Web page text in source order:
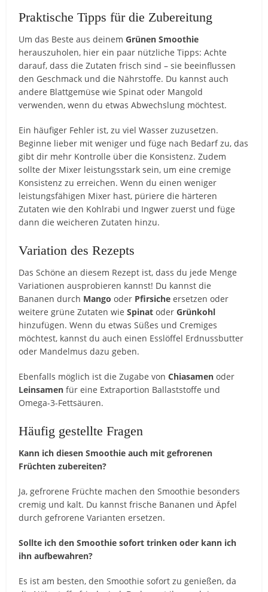
Praktische Tipps für die Zubereitung
Um das Beste aus deinemGrünen Smoothie
herauszuholen, hier ein paar nützliche Tipps: Achte
darauf, dass die Zutaten frisch sind – sie beeinflussen
den Geschmack und die Nährstoffe. Du kannst auch
andere Blattgemüse wie Spinat oder Mangold
verwenden, wenn du etwas Abwechslung möchtest.
Ein häufiger Fehler ist, zu viel Wasser zuzusetzen.
Beginne lieber mit weniger und füge nach Bedarf zu, das
gibt dir mehr Kontrolle über die Konsistenz. Zudem
sollte der Mixer leistungsstark sein, um eine cremige
Konsistenz zu erreichen. Wenn du einen weniger
leistungsfähigen Mixer hast, püriere die härteren
Zutaten wie den Kohlrabi und Ingwer zuerst und füge
dann die weicheren Zutaten hinzu.
Variation des Rezepts
Das Schöne an diesem Rezept ist, dass du jede Menge
Variationen ausprobieren kannst! Du kannst die
Bananen durch Mango oder Pfirsiche ersetzen oder
weitere grüne Zutaten wieSpinat oderGrünkohl
hinzufügen. Wenn du etwas Süßes und Cremiges
möchtest, kannst du auch einen Esslöffel Erdnussbutter
oder Mandelmus dazu geben.
Ebenfalls möglich ist die Zugabe vonChiasamen oder
Leinsamen für eine Extraportion Ballaststoffe und
Omega-3-Fettsäuren.
Häufig gestellte Fragen
Kann ich diesen Smoothie auch mit gefrorenen
Früchten zubereiten?
Ja, gefrorene Früchte machen den Smoothie besonders
cremig und kalt. Du kannst frische Bananen und Äpfel
durch gefrorene Varianten ersetzen.
Sollte ich den Smoothie sofort trinken oder kann ich
ihn aufbewahren?
Es ist am besten, den Smoothie sofort zu genießen, da